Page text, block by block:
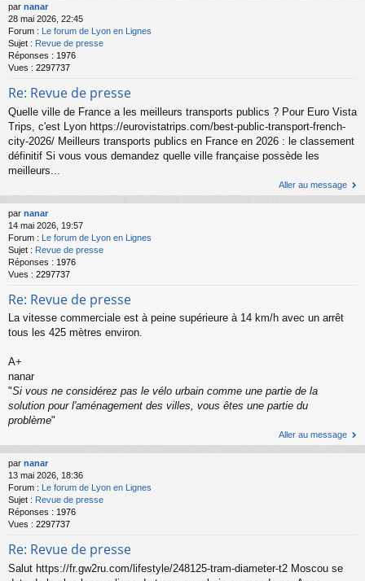
par nanar
28 mai 2026, 22:45
Forum : Le forum de Lyon en Lignes
Sujet : Revue de presse
Réponses : 1976
Vues : 2297737
Re: Revue de presse
Quelle ville de France a les meilleurs transports publics ? Pour Euro Vista
Trips, c'est Lyon https://eurovistatrips.com/best-public-transport-french-
city-2026/ Meilleurs transports publics en France en 2026 : le classement
définitif Si vous vous demandez quelle ville française possède les
meilleurs...
Aller au message
par nanar
14 mai 2026, 19:57
Forum : Le forum de Lyon en Lignes
Sujet : Revue de presse
Réponses : 1976
Vues : 2297737
Re: Revue de presse
La vitesse commerciale est à peine supérieure à 14 km/h avec un arrêt
tous les 425 mètres environ.
A+
nanar
"Si vous ne considérez pas le vélo urbain comme une partie de la
solution pour l'aménagement des villes, vous êtes une partie du
problème"
Aller au message
par nanar
13 mai 2026, 18:36
Forum : Le forum de Lyon en Lignes
Sujet : Revue de presse
Réponses : 1976
Vues : 2297737
Re: Revue de presse
Salut https://fr.gw2ru.com/lifestyle/248125-tram-diameter-t2 Moscou se